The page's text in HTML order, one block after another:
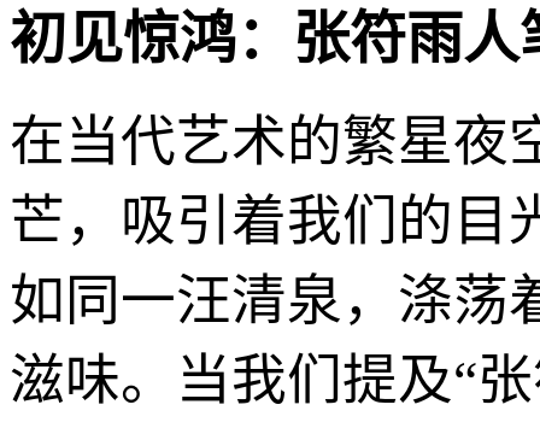
初见惊鸿：张符雨
在当代艺术的繁星夜
芒，吸引着我们的目
如同一汪清泉，涤荡
滋味。当我们提及“